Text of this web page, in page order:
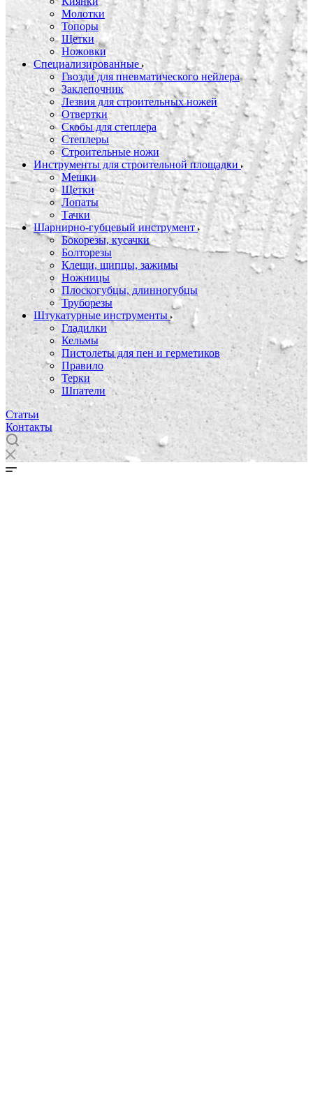
Молотки
Топоры
Щетки
Ножовки
Специализированные
Гвозди для пневматического нейлера
Заклепочник
Лезвия для строительных ножей
Отвертки
Скобы для степлера
Степлеры
Строительные ножи
Инструменты для строительной площадки
Мешки
Щетки
Лопаты
Тачки
Шарнирно-губцевый инструмент
Бокорезы, кусачки
Болторезы
Клещи, щипцы, зажимы
Ножницы
Плоскогубцы, длинногубцы
Труборезы
Штукатурные инструменты
Гладилки
Кельмы
Пистолеты для пен и герметиков
Правило
Терки
Шпатели
Статьи
Контакты